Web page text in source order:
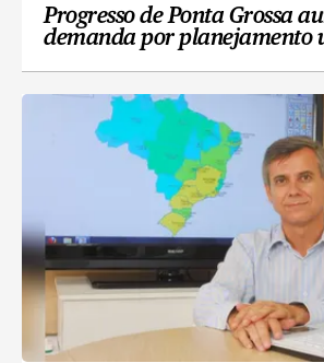
Progresso de Ponta Grossa
demanda por planejamento